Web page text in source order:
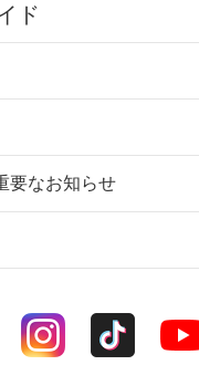
ド
要なお知らせ